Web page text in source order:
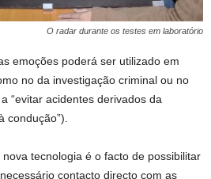
O radar durante os testes em laboratório
emoções poderá ser utilizado em
no da investigação criminal ou no
“evitar acidentes derivados da
condução”).
tecnologia é o facto de possibilitar
contacto directo com as